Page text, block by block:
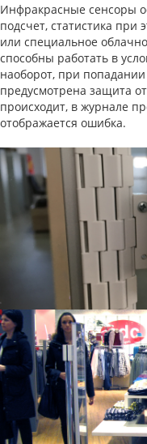
Инфракрасные сенсоры
подсчет, статистика при
или специальное
способны работать в
наоборот, при
предусмотрена защита
происходит, в журнале
отображается ошибка.